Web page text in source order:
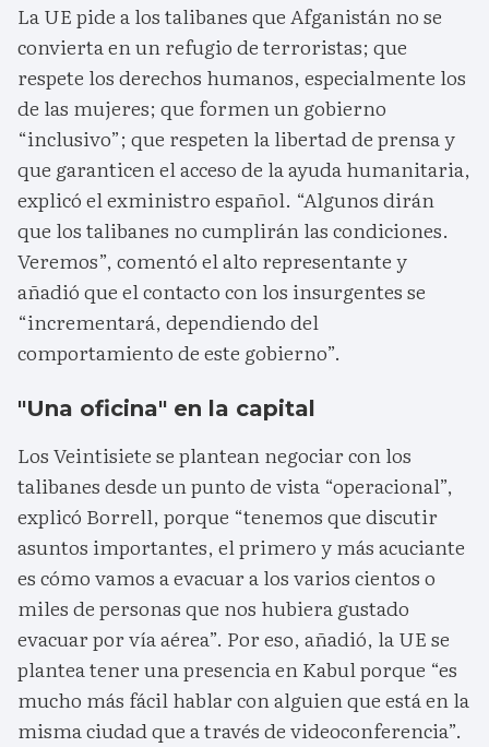
La UE pide a los talibanes que Afganistán no se
convierta en un refugio de terroristas; que
respete los derechos humanos, especialmente los
de las mujeres; que formen un gobierno
“inclusivo”; que respeten la libertad de prensa y
que garanticen el acceso de la ayuda humanitaria,
explicó el exministro español. “Algunos dirán
que los talibanes no cumplirán las condiciones.
Veremos”, comentó el alto representante y
añadió que el contacto con los insurgentes se
“incrementará, dependiendo del
comportamiento de este gobierno”.
"Una oficina" en la capital
Los Veintisiete se plantean negociar con los
talibanes desde un punto de vista “operacional”,
explicó Borrell, porque “tenemos que discutir
asuntos importantes, el primero y más acuciante
es cómo vamos a evacuar a los varios cientos o
miles de personas que nos hubiera gustado
evacuar por vía aérea”. Por eso, añadió, la UE se
plantea tener una presencia en Kabul porque “es
mucho más fácil hablar con alguien que está en la
misma ciudad que a través de videoconferencia”.